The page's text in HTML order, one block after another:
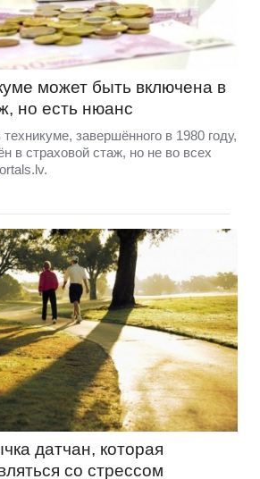
может быть включена в
но есть нюанс
завершённого в 1980 году,
в страховой стаж, но не во всех
датчан, которая
со стрессом